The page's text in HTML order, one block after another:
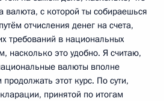
валюта, с которой ты собираешься
отчисления денег на счета,
требований в национальных
насколько это удобно. Я считаю,
валюты вполне
этот курс. По сути,
принятой по итогам